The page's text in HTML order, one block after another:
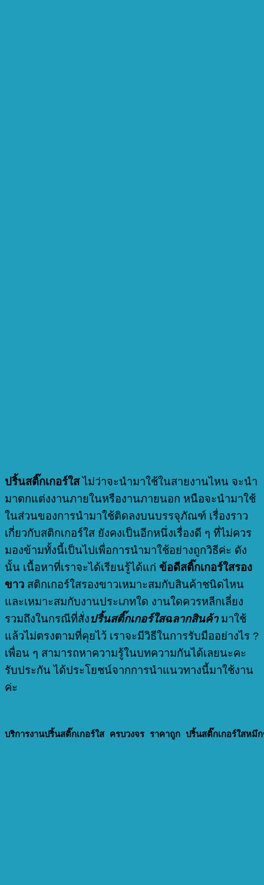
ปริ้นสติ๊กเกอร์ใสไม่ว่าจะนำมาใช้ในสายงานไหน จะนำ
มาตกแต่งงานภายในหรืองานภายนอก หนือจะนำมาใช้
ในส่วนของการนำมาใช้ติดลงบนบรรจุภัณฑ์ เรื่องราว
เกี่ยวกับสติกเกอร์ใส ยังคงเป็นอีกหนึ่งเรื่องดี ๆ ที่ไม่ควร
มองข้ามทั้งนี้เป็นไปเพื่อการนำมาใช้อย่างถูกวิธีค่ะ ดัง
นั้น เนื้อหาที่เราจะได้เรียนรู้ได้แก่ ข้อดีสติ๊กเกอร์ใสรอง
ขาว สติกเกอร์ใสรองขาวเหมาะสมกับสินค้าชนิดไหน
และเหมาะสมกับงานประเภทใด งานใดควรหลีกเลี่ยง
รวมถึงในกรณีที่สั่งปริ้นสติ๊กเกอร์ใสฉลากสินค้า มาใช้
แล้วไม่ตรงตามที่คุยไว้ เราจะมีวิธีในการรับมืออย่างไร ?
เพื่อน ๆ สามารถหาความรู้ในบทความกันได้เลยนะคะ
รับประกัน ได้ประโยชน์จากการนำแนวทางนี้มาใช้งาน
ค่ะ
บริการงานปริ้นสติ๊กเกอร์ใส ครบวงจร ราคาถูก ปริ้นสติ๊กเกอร์ใส